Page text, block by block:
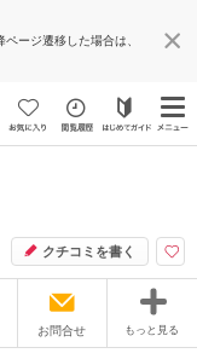
ージ遷移した場合は、
クチコミを書く
お問合せ もっと見る